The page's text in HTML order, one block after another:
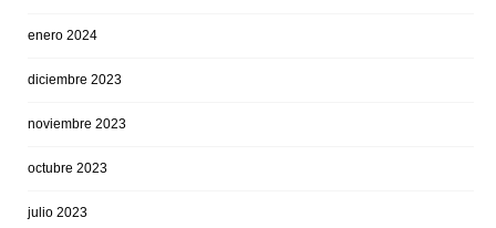
enero 2024
diciembre 2023
noviembre 2023
octubre 2023
julio 2023